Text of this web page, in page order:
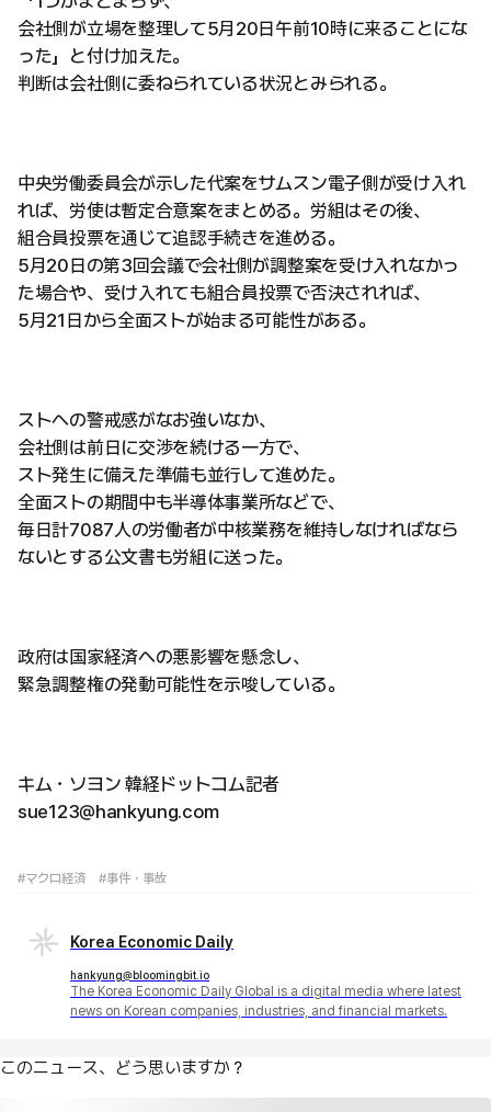
会社側が立場を整理して5月20日午前10時に来ることにな
った」と付け加えた。
判断は会社側に委ねられている状況とみられる。
中央労働委員会が示した代案をサムスン電子側が受け入れ
れば、労使は暫定合意案をまとめる。労組はその後、
組合員投票を通じて追認手続きを進める。
5月20日の第3回会議で会社側が調整案を受け入れなかっ
た場合や、受け入れても組合員投票で否決されれば、
5月21日から全面ストが始まる可能性がある。
ストへの警戒感がなお強いなか、
会社側は前日に交渉を続ける一方で、
スト発生に備えた準備も並行して進めた。
全面ストの期間中も半導体事業所などで、
毎日計7087人の労働者が中核業務を維持しなければなら
ないとする公文書も労組に送った。
政府は国家経済への悪影響を懸念し、
緊急調整権の発動可能性を示唆している。
キム・ソヨン 韓経ドットコム記者
sue123@hankyung.com
#マクロ経済 #事件・事故
Korea Economic Daily
hankyung@bloomingbit.io
The Korea Economic Daily Global is a digital media where latest
news on Korean companies, industries, and financial markets.
このニュース、どう思いますか？